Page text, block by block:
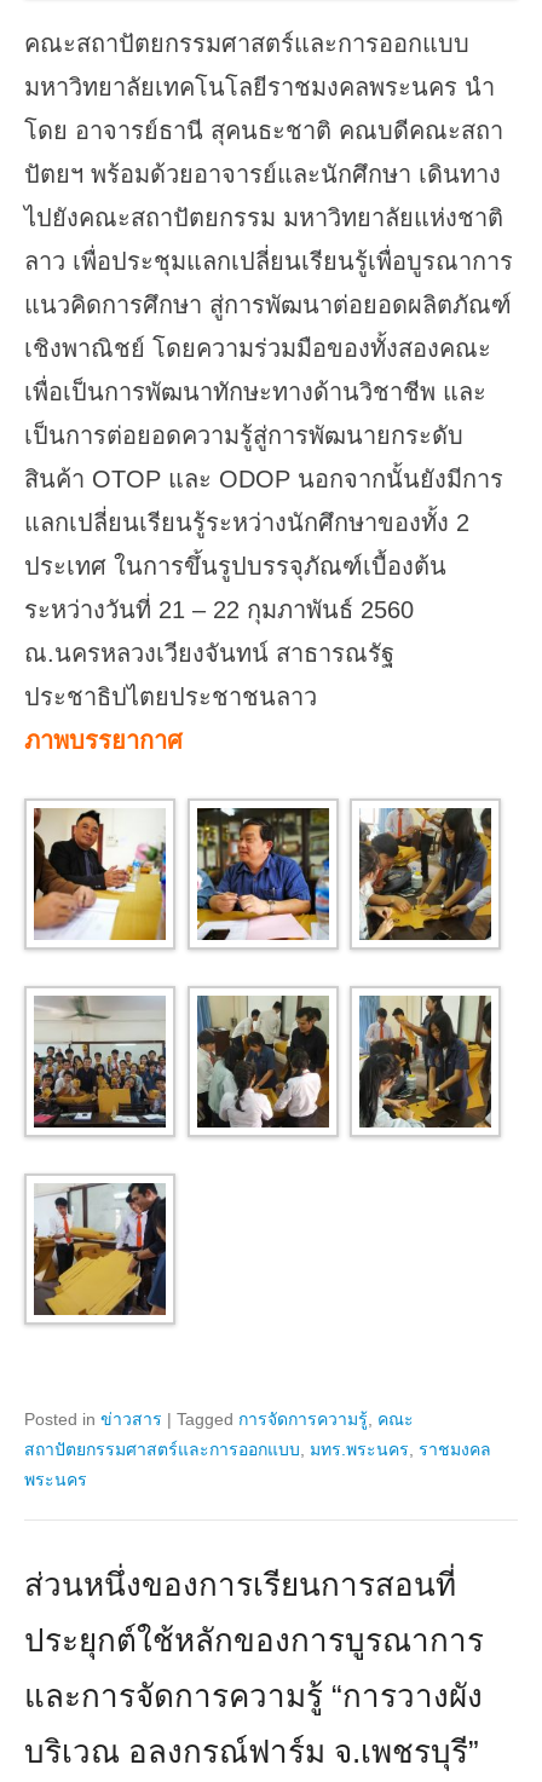
คณะสถาปัตยกรรมศาสตร์และการออกแบบ
มหาวิทยาลัยเทคโนโลยีราชมงคลพระนคร นำ
โดย อาจารย์ธานี สุคนธะชาติ คณบดีคณะสถา
ปัตยฯ พร้อมด้วยอาจารย์และนักศึกษา เดินทาง
ไปยังคณะสถาปัตยกรรม มหาวิทยาลัยแห่งชาติ
ลาว เพื่อประชุมแลกเปลี่ยนเรียนรู้เพื่อบูรณาการ
แนวคิดการศึกษา สู่การพัฒนาต่อยอดผลิตภัณฑ์
เชิงพาณิชย์ โดยความร่วมมือของทั้งสองคณะ
เพื่อเป็นการพัฒนาทักษะทางด้านวิชาชีพ และ
เป็นการต่อยอดความรู้สู่การพัฒนายกระดับ
สินค้า OTOP และ ODOP นอกจากนั้นยังมีการ
แลกเปลี่ยนเรียนรู้ระหว่างนักศึกษาของทั้ง 2
ประเทศ ในการขึ้นรูปบรรจุภัณฑ์เบื้องต้น
ระหว่างวันที่ 21 – 22 กุมภาพันธ์ 2560
ณ.นครหลวงเวียงจันทน์ สาธารณรัฐ
ประชาธิปไตยประชาชนลาว
ภาพบรรยากาศ
Posted in ข่าวสาร | Tagged การจัดการความรู้, คณะ
สถาปัตยกรรมศาสตร์และการออกแบบ, มทร.พระนคร, ราชมงคล
พระนคร
ส่วนหนึ่งของการเรียนการสอนที่
ประยุกต์ใช้หลักของการบูรณาการ
และการจัดการความรู้ “การวางผัง
บริเวณ อลงกรณ์ฟาร์ม จ.เพชรบุรี”